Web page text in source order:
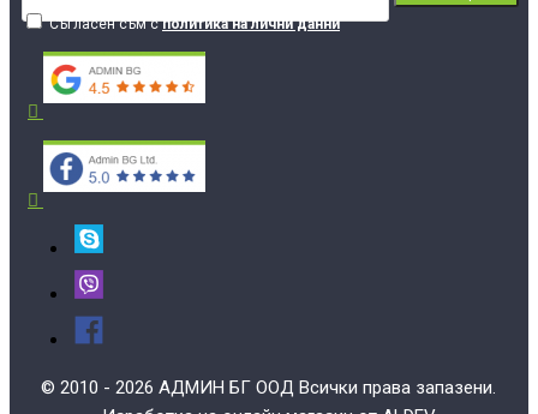
Съгласен съм сполитика на лични данни
© 2010 - 2026 АДМИН БГ ООД Всички права запазени.